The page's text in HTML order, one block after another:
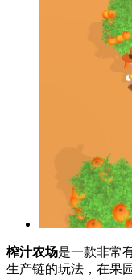
榨汁农场是一款非常
生产链的玩法，在果